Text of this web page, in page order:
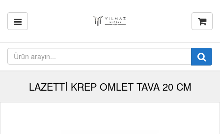
LAZETTİ KREP OMLET TAVA 20 CM